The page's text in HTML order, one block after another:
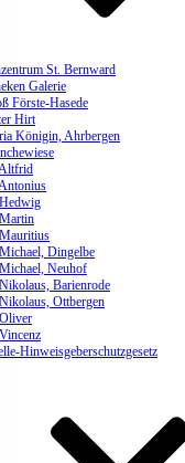
St. Bernward
Galerie
Förste-Hasede
Hirt
Königin, Ahrbergen
Dingelbe
Neuhof
Barienrode
Ottbergen
Hinweisgeberschutzgesetz